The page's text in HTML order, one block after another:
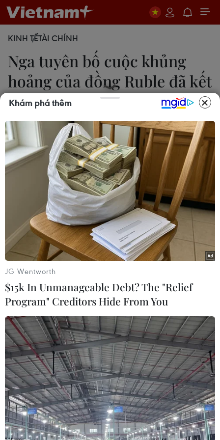
KINH TẾTÀI CHÍNH
Nga tuyên bố cuộc khủng
hoảng của đồng Ruble đã kết
thúc
25/12/2014 22:41
Nga tuyên bố cuộc khủng hoảng tiền tệ của nước
này đã kết thúc, cho dù dự trữ ngoại hối của
Moskva sụt giảm mạnh và lạm phát theo năm đã
tăng lên trên 10%, làm tăng thêm những khó khăn
phải đối mặt
Ảnh minh họa. (Nguồn: neftegaz.ru)
Reuters đưa tin, ngày 25/12, Nga tuyên bố cuộc
Khám phá thêm
JG Wentworth
$15k In Unmanageable Debt? The "Relief
Program" Creditors Hide From You